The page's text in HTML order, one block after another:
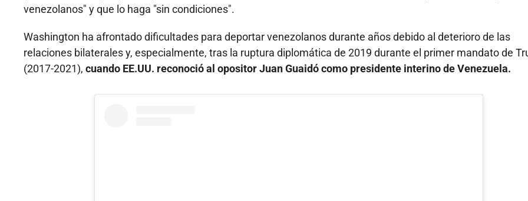
venezolanos" y que lo haga "sin condiciones".
Washington ha afrontado dificultades para deportar venezolanos durante años debido al deterioro de las
relaciones bilaterales y, especialmente, tras la ruptura diplomática de 2019 durante el primer mandato de
(2017-2021), cuando EE.UU. reconoció al opositor Juan Guaidó como presidente interino de Venezuela.